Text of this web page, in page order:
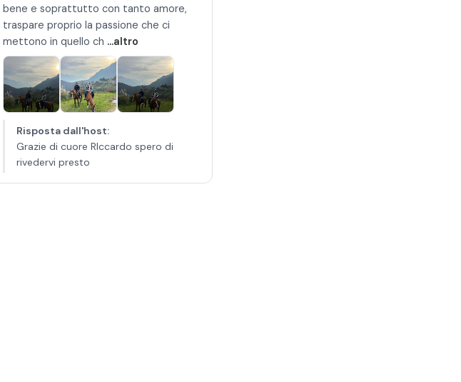
bene e soprattutto con tanto amore,
traspare proprio la passione che ci
mettono in quello ch ...altro
Risposta dall'host:
Grazie di cuore RIccardo spero di
rivedervi presto